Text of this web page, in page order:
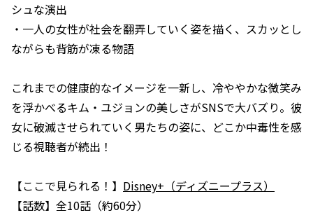
シュな演出
・一人の女性が社会を翻弄していく姿を描く、スカッとし
ながらも背筋が凍る物語
これまでの健康的なイメージを一新し、冷ややかな微笑み
を浮かべるキム・ユジョンの美しさがSNSで大バズり。彼
女に破滅させられていく男たちの姿に、どこか中毒性を感
じる視聴者が続出！
【ここで見られる！】 Disney+（ディズニープラス）
【話数】全10話（約60分）